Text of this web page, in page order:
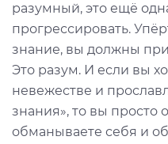
разумный, это ещё
прогрессировать.
знание, вы должны
Это разум. И если вы
невежестве и
знания», то вы просто
обманываете себя и